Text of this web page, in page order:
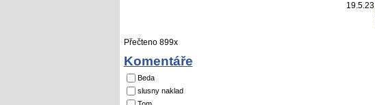
19.5.23
Přečteno 899x
Komentáře
Beda
slusny naklad